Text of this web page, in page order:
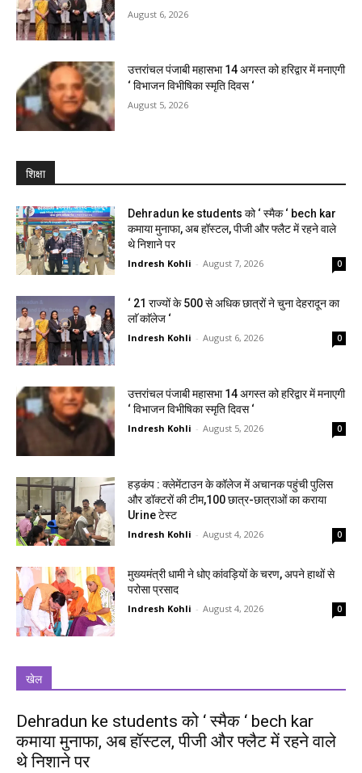
August 6, 2026
उत्तरांचल पंजाबी महासभा 14 अगस्त को हरिद्वार में मनाएगी
‘ विभाजन विभीषिका स्मृति दिवस ‘
August 5, 2026
शिक्षा
Dehradun ke students को ‘ स्मैक ‘ bech kar
कमाया मुनाफा, अब हॉस्टल, पीजी और फ्लैट में रहने वाले
थे निशाने पर
Indresh Kohli - August 7, 2026 0
‘ 21 राज्यों के 500 से अधिक छात्रों ने चुना देहरादून का
लाॅ काॅलेज ‘
Indresh Kohli - August 6, 2026 0
उत्तरांचल पंजाबी महासभा 14 अगस्त को हरिद्वार में मनाएगी
‘ विभाजन विभीषिका स्मृति दिवस ‘
Indresh Kohli - August 5, 2026 0
हड़कंप : क्लेमेंटाउन के कॉलेज में अचानक पहुंची पुलिस
और डॉक्टरों की टीम,100 छात्र-छात्राओं का कराया
Urine टेस्ट
Indresh Kohli - August 4, 2026 0
मुख्यमंत्री धामी ने धोए कांवड़ियों के चरण, अपने हाथों से
परोसा प्रसाद
Indresh Kohli - August 4, 2026 0
खेल
Dehradun ke students को ‘ स्मैक ‘ bech kar
कमाया मुनाफा, अब हॉस्टल, पीजी और फ्लैट में रहने वाले
थे निशाने पर